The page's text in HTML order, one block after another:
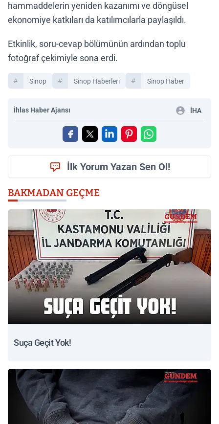
hammaddelerin yeniden kazanımı ve döngüsel
ekonomiye katkıları da katılımcılarla paylaşıldı.
Etkinlik, soru-cevap bölümünün ardından toplu
fotoğraf çekimiyle sona erdi.
Sinop Sinop Haberleri Sinop Haber
İhlas Haber Ajansı İHA
İlk Yorum Yazan Sen Ol!
BAKMADAN GEÇME
Suça Geçit Yok!